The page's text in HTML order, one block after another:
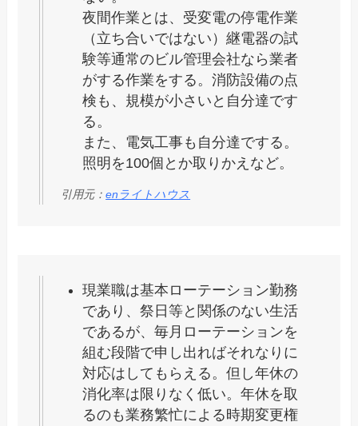
夜間作業とは、受変電の停電作業
（立ち合いではない）継電器の試
験等通常のビル管理会社なら業者
がする作業をする。消防設備の点
検も、規模が小さいと自分達です
る。
また、電気工事も自分達でする。
照明を100個とか取りかえなど。
引用元：enライトハウス
現業職は基本ローテーション勤務
であり、祭日等と関係のない生活
であるが、毎月ローテーションを
組む段階で申し出ればそれなりに
対応はしてもらえる。但し年休の
消化率は限りなく低い。年休を取
るのも業務繁忙による時期変更権